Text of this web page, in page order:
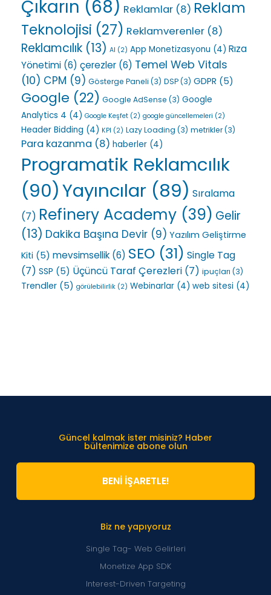
Çıkarın (68) Reklamlar (8) Reklam
Teknolojisi (27) Reklamverenler (8)
Reklamcılık (13) AI (2) App Monetizasyonu (4) Rıza
Yönetimi (6) çerezler (6) Temel Web Vitals
(10) CPM (9) Gösterge Paneli (3) DSP(3) GDPR (5)
Google (22) Google AdSense (3) Google
Analytics 4 (4) Google Keşfet (2) google güncellemeleri (2)
Header Bidding (4) KPI (2) Lazy Loading (3) metrikler(3)
Para kazanma (8) haberler (4)
Programatik Reklamcılık
(90)Yayıncılar (89) Sıralama
(7) Refinery Academy (39) Gelir
(13) Dakika Başına Devir (9) Yazılım Geliştirme
Kiti (5) mevsimsellik (6) SEO (31) Single Tag
(7) SSP (5) Üçüncü Taraf Çerezleri (7) ipuçları (3)
Trendler (5) görülebilirlik (2) Webinarlar (4) web sitesi (4)
Biz ne yapıyoruz
Single Tag- Web Gelirleri
Monetize App SDK
Interest-Driven Targeting
Güncel kalmak ister misiniz? Haber
bültenimize abone olun
BENİ İŞARETLE!